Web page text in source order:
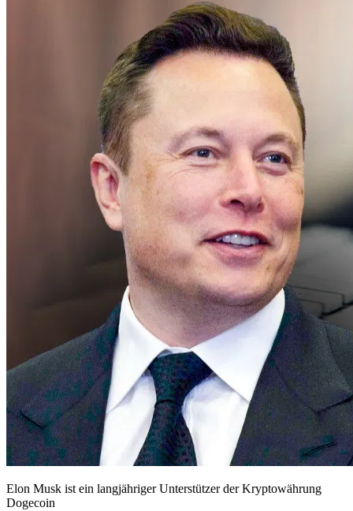
Elon Musk ist ein langjähriger Unterstützer der Kryptowährung
Dogecoin